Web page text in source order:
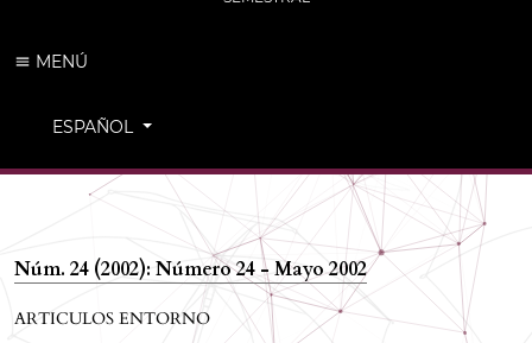
MENÚ
CAMBIAR EL IDIOMA. EL IDIOMA ACTUAL ES:
ESPAÑOL
Núm. 24 (2002): Número 24 - Mayo 2002
ARTICULOS ENTORNO